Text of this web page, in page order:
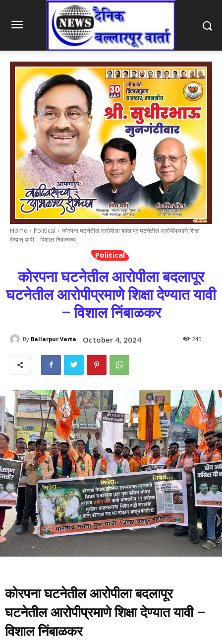
Home Political
कोरपना घटनेतील आरोपीला बदलापूर घटनेतील आरोपीप्रमाणे शिक्षा
देण्‍यात यावी – विशाल निंबाळकर
Political
कोरपना घटनेतील आरोपीला बदलापूर
घटनेतील आरोपीप्रमाणे शिक्षा देण्‍यात यावी
– विशाल निंबाळकर
By Ballarpur Varta October 4, 2024 245
कोरपना घटनेतील आरोपीला बदलापूर
घटनेतील आरोपीप्रमाणे शिक्षा देण्‍यात यावी –
विशाल निंबाळकर